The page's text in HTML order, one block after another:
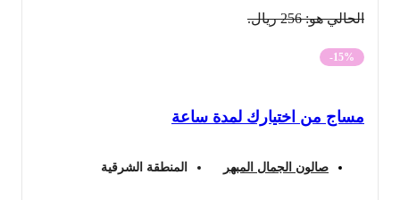
الحالي هو: 256 ريال.
-15%
مساج من اختيارك لمدة ساعة
صالون الجمال المبهر المنطقة الشرقية